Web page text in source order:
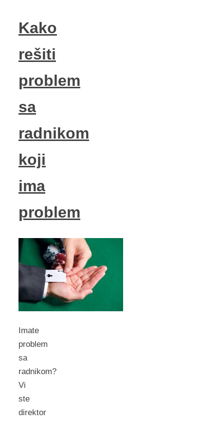
Kako
rešiti
problem
sa
radnikom
koji
ima
problem
Imate
problem
sa
radnikom?
Vi
ste
direktor